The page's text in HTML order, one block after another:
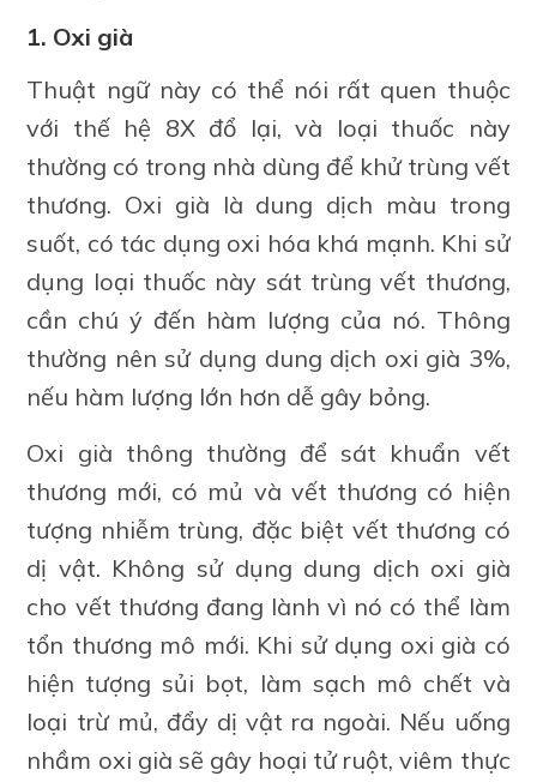
1. Oxi già
Thuật ngữ này có thể nói rất quen thuộc
với thế hệ 8X đổ lại, và loại thuốc này
thường có trong nhà dùng để khử trùng vết
thương. Oxi già là dung dịch màu trong
suốt, có tác dụng oxi hóa khá mạnh. Khi sử
dụng loại thuốc này sát trùng vết thương,
cần chú ý đến hàm lượng của nó. Thông
thường nên sử dụng dung dịch oxi già 3%,
nếu hàm lượng lớn hơn dễ gây bỏng.
Oxi già thông thường để sát khuẩn vết
thương mới, có mủ và vết thương có hiện
tượng nhiễm trùng, đặc biệt vết thương có
dị vật. Không sử dụng dung dịch oxi già
cho vết thương đang lành vì nó có thể làm
tổn thương mô mới. Khi sử dụng oxi già có
hiện tượng sủi bọt, làm sạch mô chết và
loại trừ mủ, đẩy dị vật ra ngoài. Nếu uống
nhầm oxi già sẽ gây hoại tử ruột, viêm thực